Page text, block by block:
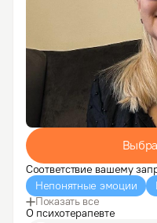
Соответствие вашему
Непонятные эмоции
Показать все
О психотерапевте